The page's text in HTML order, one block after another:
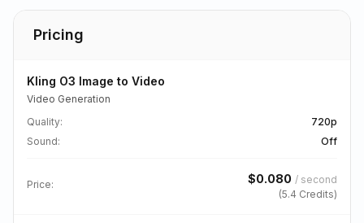
Pricing
Kling O3 Image to Video
Video Generation
Quality:
720p
Sound: Off
Price: $0.080 / second
(5.4 Credits)